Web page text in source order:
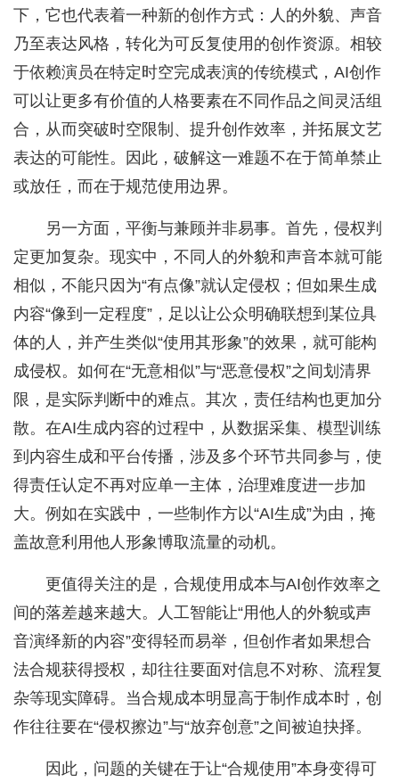
下，它也代表着一种新的创作方式：人的外貌、声音
乃至表达风格，转化为可反复使用的创作资源。相较
于依赖演员在特定时空完成表演的传统模式，AI创作
可以让更多有价值的人格要素在不同作品之间灵活组
合，从而突破时空限制、提升创作效率，并拓展文艺
表达的可能性。因此，破解这一难题不在于简单禁止
或放任，而在于规范使用边界。
另一方面，平衡与兼顾并非易事。首先，侵权判
定更加复杂。现实中，不同人的外貌和声音本就可能
相似，不能只因为“有点像”就认定侵权；但如果生成
内容“像到一定程度”，足以让公众明确联想到某位具
体的人，并产生类似“使用其形象”的效果，就可能构
成侵权。如何在“无意相似”与“恶意侵权”之间划清界
限，是实际判断中的难点。其次，责任结构也更加分
散。在AI生成内容的过程中，从数据采集、模型训练
到内容生成和平台传播，涉及多个环节共同参与，使
得责任认定不再对应单一主体，治理难度进一步加
大。例如在实践中，一些制作方以“AI生成”为由，掩
盖故意利用他人形象博取流量的动机。
更值得关注的是，合规使用成本与AI创作效率之
间的落差越来越大。人工智能让“用他人的外貌或声
音演绎新的内容”变得轻而易举，但创作者如果想合
法合规获得授权，却往往要面对信息不对称、流程复
杂等现实障碍。当合规成本明显高于制作成本时，创
作往往要在“侵权擦边”与“放弃创意”之间被迫抉择。
因此，问题的关键在于让“合规使用”本身变得可